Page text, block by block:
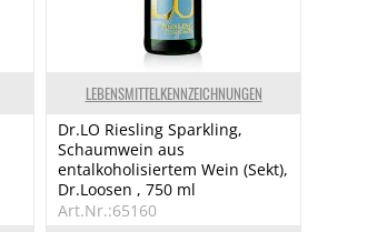
LEBENSMITTELKENNZEICHNUNGEN
Dr.LO Riesling Sparkling,
Schaumwein aus
entalkoholisiertem Wein (Sekt),
Dr.Loosen , 750 ml
Art.Nr.:65160